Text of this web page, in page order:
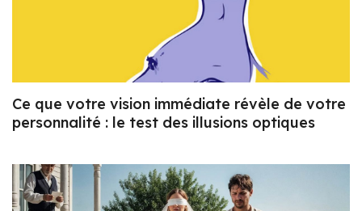
Ce que votre vision immédiate révèle de votre
personnalité : le test des illusions optiques